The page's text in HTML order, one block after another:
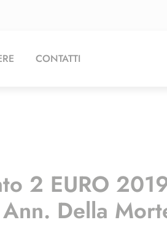
CONTATTI
2 EURO
Della